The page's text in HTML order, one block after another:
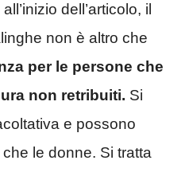
dell’articolo, il
non è altro che
per le persone che
non retribuiti. Si
e possono
le donne. Si tratta